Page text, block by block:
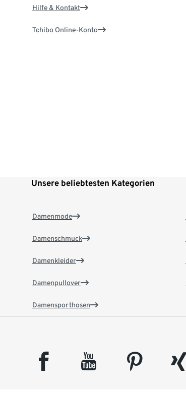
Hilfe & Kontakt
Tchibo Online-Konto
Unsere beliebtesten Kategorien
Damenmode
Damenschmuck
Damenkleider
Damenpullover
Damensporthosen
facebook youtube pinterest xing